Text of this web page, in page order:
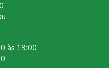
às 19:00